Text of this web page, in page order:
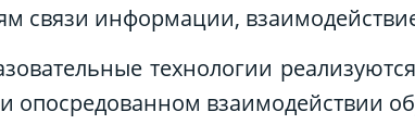
связи информации,
технологии
опосредованном взаимодействии